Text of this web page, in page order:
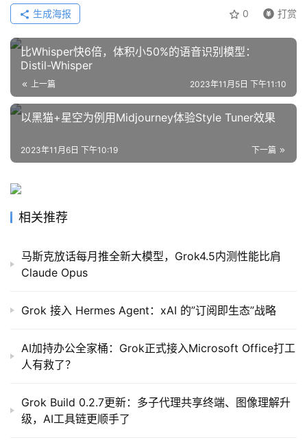
0 打赏
生成海报
比Whisper快6倍，体积小50%的语音识别模型：
Distil-Whisper
上一篇 2023年11月5日 下午11:10
以黑猫+星空为例用Midjourney体验Style Tuner效果
下一篇
2023年11月6日 下午10:19
相关推荐
马斯克放话每月推全新大模型，Grok4.5内测性能比肩
Claude Opus
Grok 接入 Hermes Agent：xAI 的”订阅即生态”战略
AI加持办公全家桶：Grok正式接入Microsoft Office打工
人有救了？
Grok Build 0.2.7更新：多子代理共享终端、图像理解升
级，AI工具链更顺手了